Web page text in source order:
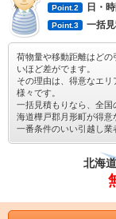
Point.2 日・
Point.3 一括
荷物量や移動距離はど
いほど差がでます。
その理由は、得意なエ
様々です。
一括見積もりなら、全
海道樺戸郡月形町が得
一番条件のいい引越し業
北海